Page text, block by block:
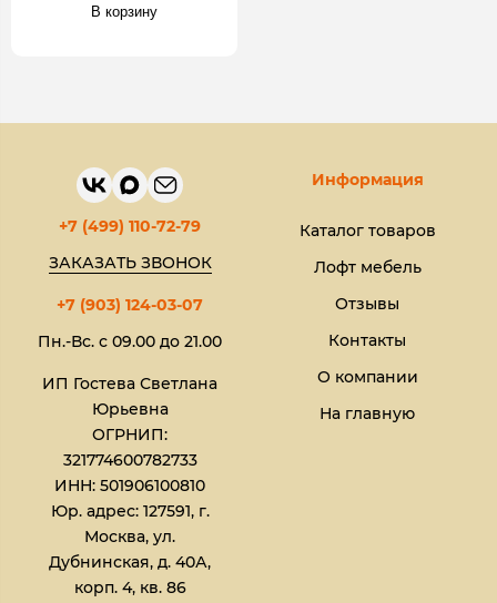
В корзину
+7 (499) 110-72-79
ЗАКАЗАТЬ ЗВОНОК
+7 (903) 124-03-07
Пн.-Вс. с 09.00 до 21.00
ИП Гостева Светлана
Юрьевна​
ОГРНИП:
321774600782733
ИНН: 501906100810
Юр. адрес: 127591, г.
Москва, ул.
Дубнинская, д. 40А,
корп. 4, кв. 86
Информация
Каталог товаров
Лофт мебель
Отзывы
Контакты
О компании
На главную